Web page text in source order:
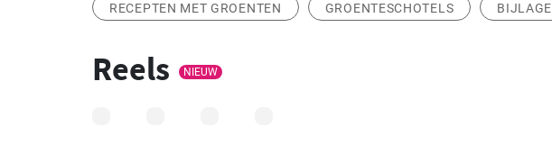
RECEPTEN MET GROENTEN GROENTESCHOTELS BIJLAGE
Reels NIEUW